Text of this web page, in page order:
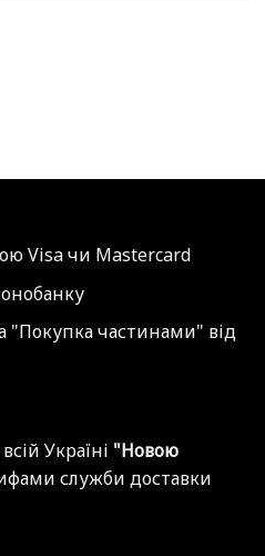
Visa чи Mastercard
"Покупка частинами" від
Україні "Новою
служби доставки